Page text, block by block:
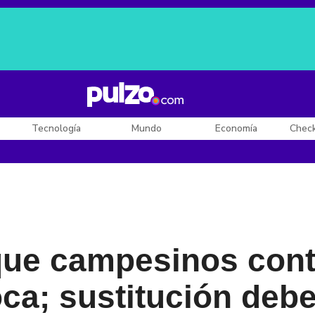
Posesión de De la Espriella
Tecnología Mundo Economía
campesinos
sustitución